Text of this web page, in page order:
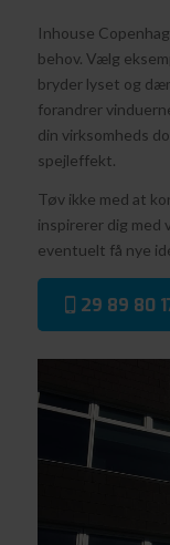
Inhouse
behov. Vælg
bryder lyset og
forandrer
din virksomheds
spejleffekt.
Tøv ikke med at
inspirerer dig med
eventuelt få nye
29 89 80